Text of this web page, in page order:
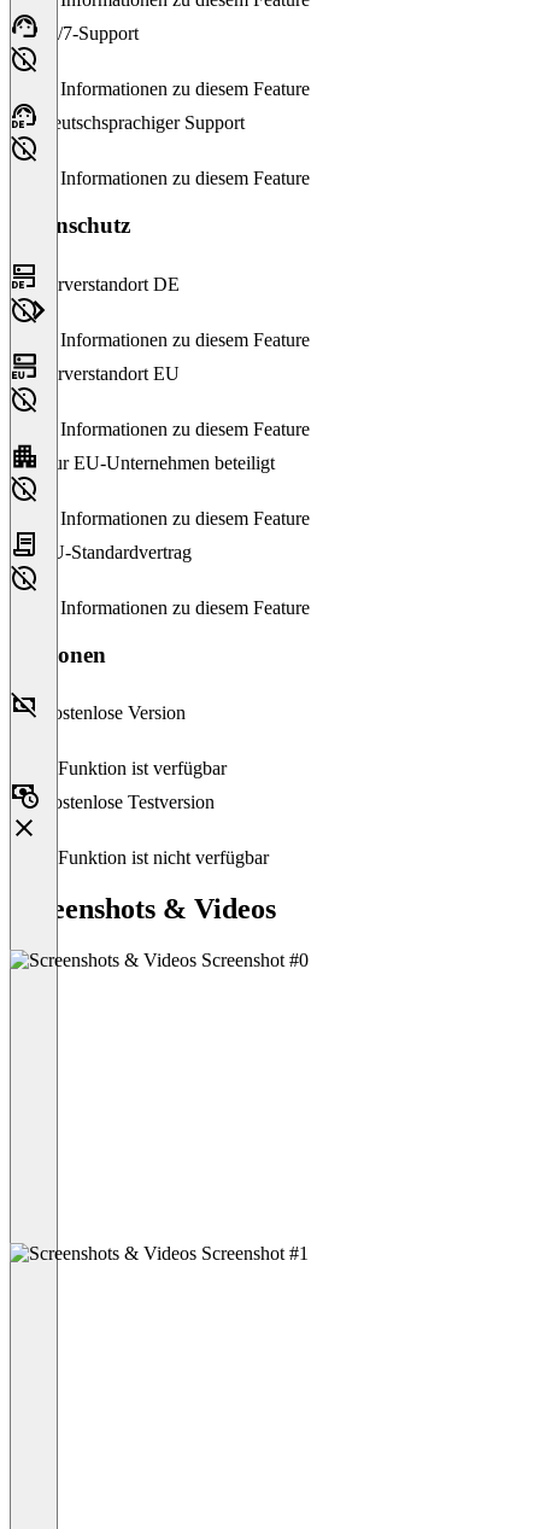
24/7-Support
Keine Informationen zu diesem Feature
Deutschsprachiger Support
Keine Informationen zu diesem Feature
Datenschutz
Serverstandort DE
Keine Informationen zu diesem Feature
Serverstandort EU
Keine Informationen zu diesem Feature
Nur EU-Unternehmen beteiligt
Keine Informationen zu diesem Feature
EU-Standardvertrag
Keine Informationen zu diesem Feature
Versionen
Kostenlose Version
Diese Funktion ist verfügbar
Kostenlose Testversion
Diese Funktion ist nicht verfügbar
Screenshots & Videos